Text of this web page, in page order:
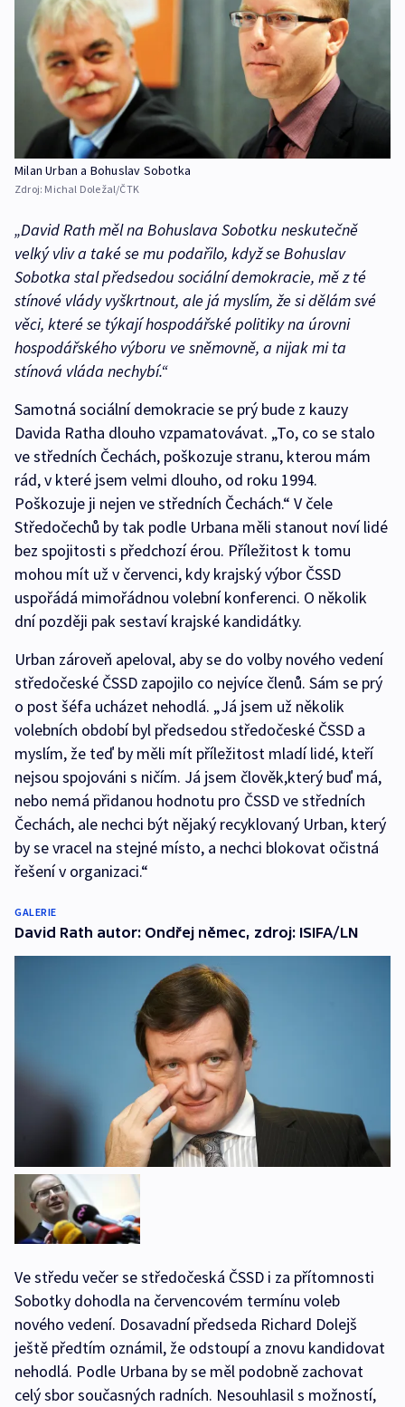
Milan Urban a Bohuslav Sobotka
Zdroj: Michal Doležal/ČTK
„David Rath měl na Bohuslava Sobotku neskutečně
velký vliv a také se mu podařilo, když se Bohuslav
Sobotka stal předsedou sociální demokracie, mě z té
stínové vlády vyškrtnout, ale já myslím, že si dělám své
věci, které se týkají hospodářské politiky na úrovni
hospodářského výboru ve sněmovně, a nijak mi ta
stínová vláda nechybí.“
Samotná sociální demokracie se prý bude z kauzy
Davida Ratha dlouho vzpamatovávat. „To, co se stalo
ve středních Čechách, poškozuje stranu, kterou mám
rád, v které jsem velmi dlouho, od roku 1994.
Poškozuje ji nejen ve středních Čechách.“ V čele
Středočechů by tak podle Urbana měli stanout noví lidé
bez spojitosti s předchozí érou. Příležitost k tomu
mohou mít už v červenci, kdy krajský výbor ČSSD
uspořádá mimořádnou volební konferenci. O několik
dní později pak sestaví krajské kandidátky.
Urban zároveň apeloval, aby se do volby nového vedení
středočeské ČSSD zapojilo co nejvíce členů. Sám se prý
o post šéfa ucházet nehodlá. „Já jsem už několik
volebních období byl předsedou středočeské ČSSD a
myslím, že teď by měli mít příležitost mladí lidé, kteří
nejsou spojováni s ničím. Já jsem člověk,který buď má,
nebo nemá přidanou hodnotu pro ČSSD ve středních
Čechách, ale nechci být nějaký recyklovaný Urban, který
by se vracel na stejné místo, a nechci blokovat očistná
řešení v organizaci.“
GALERIE
David Rath autor: Ondřej němec, zdroj: ISIFA/LN
Ve středu večer se středočeská ČSSD i za přítomnosti
Sobotky dohodla na červencovém termínu voleb
nového vedení. Dosavadní předseda Richard Dolejš
ještě předtím oznámil, že odstoupí a znovu kandidovat
nehodlá. Podle Urbana by se měl podobně zachovat
celý sbor současných radních. Nesouhlasil s možností,